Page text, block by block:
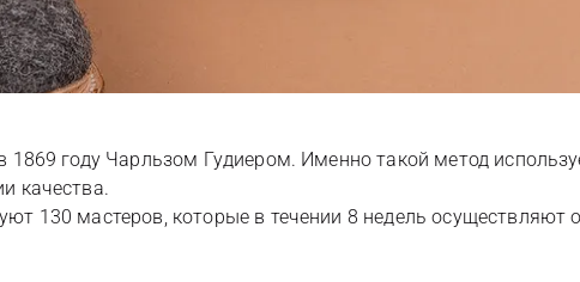
году Чарльзом Гудиером. Именно такой метод
качества.
130 мастеров, которые в течении 8 недель осуществляют